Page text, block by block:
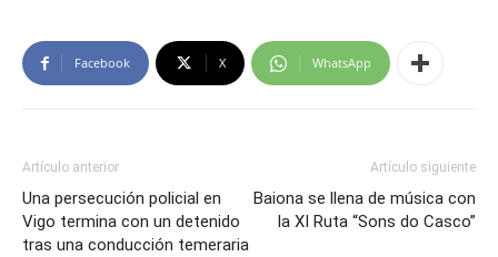
Facebook X WhatsApp
Artículo anterior
Una persecución policial en
Vigo termina con un detenido
tras una conducción temeraria
Artículo siguiente
Baiona se llena de música con
la XI Ruta “Sons do Casco”